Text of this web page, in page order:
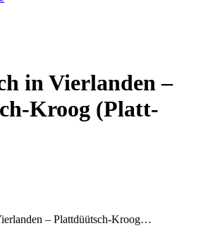
in Vierlanden –
Kroog (Platt-
– Plattdüütsch-Kroog…